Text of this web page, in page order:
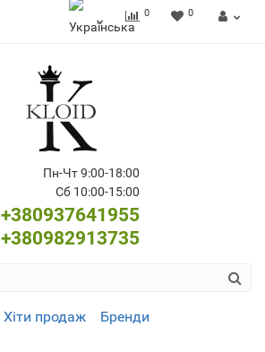
0 0
Пн-Чт 9:00-18:00
Сб 10:00-15:00
+380937641955
+380982913735
Хіти продаж
Бренди